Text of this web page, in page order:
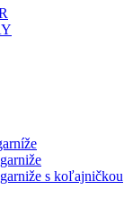
s koľajničkou